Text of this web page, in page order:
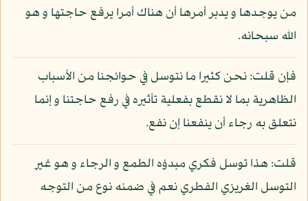
من يوجدها و يدبر أمرها أن هناك أمرا يرفع حاجتها و هو
الله سبحانه.
فإن قلت: نحن كثيرا ما نتوسل في حوائجنا من الأسباب
الظاهرية بما لا نقطع بفعلية تأثيره في رفع حاجتنا و إنما
نتعلق به رجاء أن ينفعنا إن نفع.
قلت: هذا توسل فكري مبدؤه الطمع و الرجاء و هو غير
التوسل الغريزي الفطري نعم في ضمنه نوع من التوجه